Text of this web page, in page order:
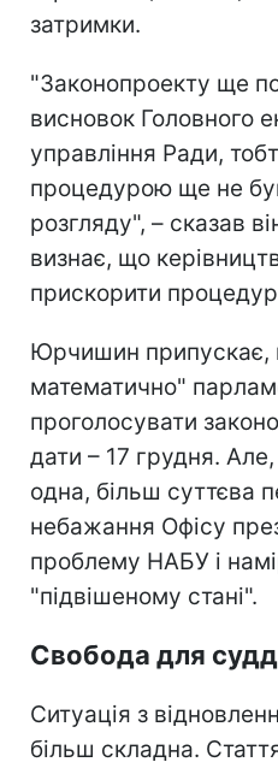
затримки.
"Законопроекту ще
висновок Головного
управління Ради,
процедурою ще не
розгляду", – сказав
визнає, що
прискорити
Юрчишин припускає,
математично"
проголосувати
дати – 17 грудня.
одна, більш суттєва
небажання Офісу
проблему НАБУ і
"підвішеному стані".
Свобода для
Ситуація з
більш складна.